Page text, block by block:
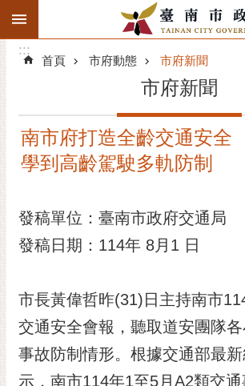
跳到主要內容區塊
搜
階
精彩府城
市府團隊
主題服務
市政資訊
市民互動
黃
:::
:::
首頁 市府動態 市府新聞
市府新聞
南市府打造全齡交通安
學到高齡駕駛多軌防制
發稿單位：臺南市政府交通局
發稿日期：114年 8月1 日
市長黃偉哲昨(31)日主持南市
交通安全會報，聽取道安團隊
事故防制情形。根據交通部最
示，南市114年1至5月A2類交